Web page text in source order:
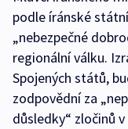
podle íránské
„nebezpečné
regionální válku.
Spojených států,
zodpovědní za
důsledky“ zločinů